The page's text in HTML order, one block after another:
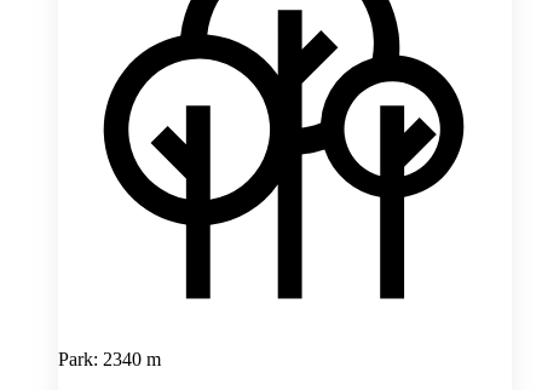
Park: 2340 m